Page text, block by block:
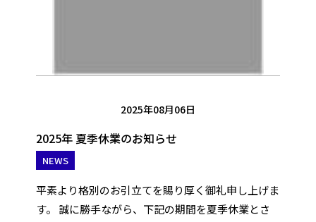
2025年08月06日
2025年 夏季休業のお知らせ
NEWS
平素より格別のお引立てを賜り厚く御礼申し上げま
す。 誠に勝手ながら、下記の期間を夏季休業とさ